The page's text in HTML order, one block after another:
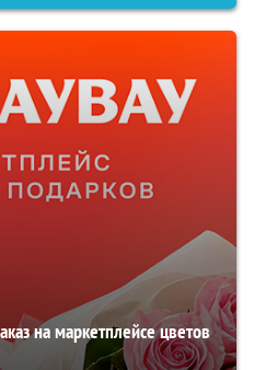
на маркетплейсе цветов